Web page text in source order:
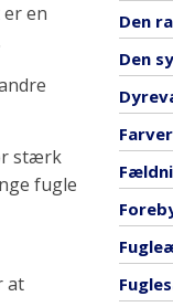
en
stærk
fugle
at
Den
Den
Farver